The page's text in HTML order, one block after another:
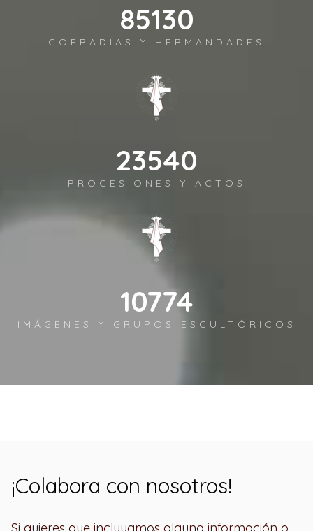
98372
COFRADÍAS Y HERMANDADES
27202
PROCESIONES Y ACTOS
12450
IMÁGENES Y GRUPOS ESCULTÓRICOS
¡Colabora con nosotros!